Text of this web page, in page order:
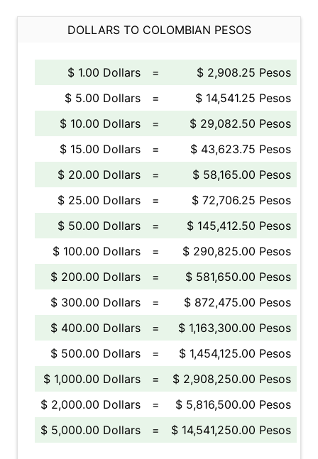
DOLLARS TO COLOMBIAN PESOS
$ 1.00 Dollars =
$ 2,908.25 Pesos
$ 5.00 Dollars
=
$ 14,541.25 Pesos
$ 10.00 Dollars
=
$ 29,082.50 Pesos
$ 15.00 Dollars
=
$ 43,623.75 Pesos
$ 20.00 Dollars
=
$ 58,165.00 Pesos
$ 25.00 Dollars
=
$ 72,706.25 Pesos
$ 50.00 Dollars
=
$ 145,412.50 Pesos
$ 100.00 Dollars
=
$ 290,825.00 Pesos
$ 200.00 Dollars
=
$ 581,650.00 Pesos
$ 300.00 Dollars
=
$ 872,475.00 Pesos
$ 400.00 Dollars
=
$ 1,163,300.00 Pesos
$ 500.00 Dollars
=
$ 1,454,125.00 Pesos
$ 1,000.00 Dollars
=
$ 2,908,250.00 Pesos
$ 2,000.00 Dollars
=
$ 5,816,500.00 Pesos
$ 5,000.00 Dollars
= $ 14,541,250.00 Pesos